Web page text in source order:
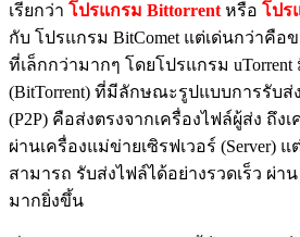
เรียกว่า โปรแกรม Bittorrent หรือ โปร
กับ โปรแกรม BitComet แต่เด่นกว่าคื
ที่เล็กกว่ามากๆ โดยโปรแกรม
(BitTorrent) ที่มีลักษณะรูปแบบการรับส่ง
(P2P) คือส่งตรงจากเครื่องไฟล์ผู้ส่ง ถึง
ผ่านเครื่องแม่ข่ายเซิรฟเวอร์ (Server)
สามารถ รับส่งไฟล์ได้อย่างรวดเร็ว ผ่า
มากยิ่งขึ้น